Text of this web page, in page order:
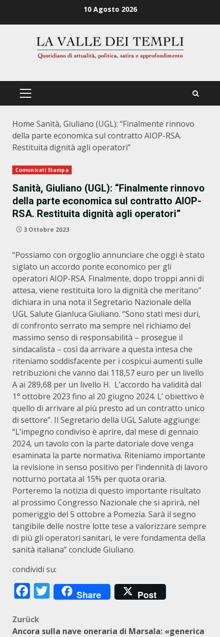
10 Agosto 2026
PRIMÄRES
Home Sanità, Giuliano (UGL): “Finalmente rinnovo
della parte economica sul contratto AIOP-RSA.
Restituita dignità agli operatori”
Comunicati Stampa
Sanità, Giuliano (UGL): “Finalmente rinnovo
della parte economica sul contratto AIOP-
RSA. Restituita dignità agli operatori”
3 Ottobre 2023
“Possiamo con orgoglio annunciare che oggi è stato
siglato un accordo ponte economico per gli
operatori AIOP-RSA. Finalmente, dopo troppi anni di
attesa, viene restituita loro la dignità che meritano”
dichiara in una nota il Segretario Nazionale della
UGL Salute Gianluca Giuliano. “Sono stati mesi duri,
di confronto serrato ma sempre nel richiamo del
massimo senso di responsabilità – prosegue il
sindacalista – così da arrivare a questa intesa che
riteniamo soddisfacente per i cospicui aumenti sulle
retribuzioni che vanno dai 118,57 euro per un livello
A ai 289,68 per un livello H. L’accordo ha validità dal
1° ottobre 2023 fino al 20 giugno 2024. L’ obiettivo è
quello di arrivare al più presto ad un contratto unico
di settore”. Il Segretario della UGL Salute aggiunge:
“L’impegno condiviso è aprire, dal mese di gennaio
2024, un tavolo con la parte datoriale dove venga
esaminata la parte normativa. Riteniamo importante
la revisione in senso positivo per l’indennità di lavoro
notturno portata al 15% per quota oraria.
Porteremo la notizia di questo importante risultato
al prossimo Congresso Nazionale che si aprirà, nel
pomeriggio del 5 ottobre a Pomezia. Sarà il segno
tangibile delle nostre lotte tese a valorizzare sempre
di più gli operatori sanitari, le vere fondamenta della
sanità italiana” conclude Giuliano.
condividi su:
Facebook
Twitter
Share Post
Beitragsnavigation
Zurück
Ancora sulla nave oneraria di Marsala: «generica